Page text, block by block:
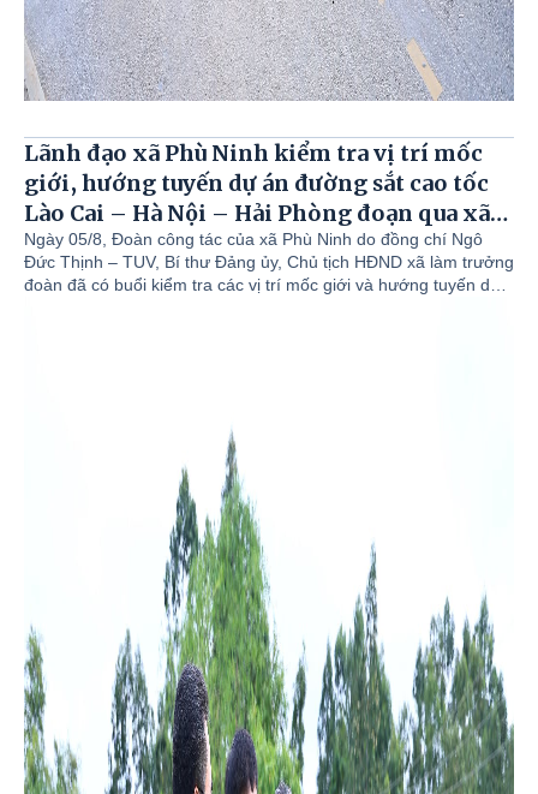
Lãnh đạo xã Phù Ninh kiểm tra vị trí mốc
giới, hướng tuyến dự án đường sắt cao tốc
Lào Cai – Hà Nội – Hải Phòng đoạn qua xã
Phù Ninh.
Ngày 05/8, Đoàn công tác của xã Phù Ninh do đồng chí Ngô
Đức Thịnh – TUV, Bí thư Đảng ủy, Chủ tịch HĐND xã làm trưởng
đoàn đã có buổi kiểm tra các vị trí mốc giới và hướng tuyến dự